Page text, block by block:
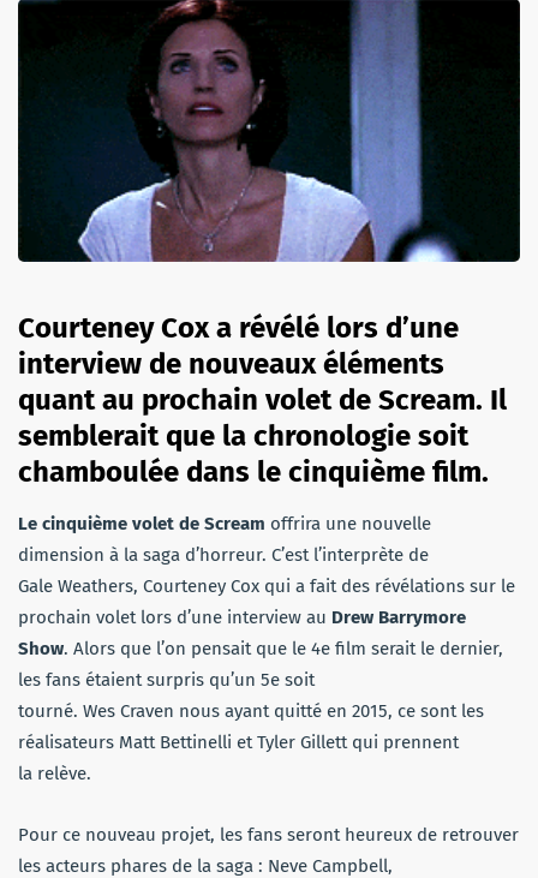
Courteney Cox a révélé lors d’une
interview de nouveaux éléments
quant au prochain volet de Scream. Il
semblerait que la chronologie soit
chamboulée dans le cinquième film.
Le cinquième volet de Scream offrira une nouvelle
dimension à la saga d’horreur. C’est l’interprète de
Gale Weathers, Courteney Cox qui a fait des révélations sur le
prochain volet lors d’une interview au Drew Barrymore
Show. Alors que l’on pensait que le 4e film serait le dernier,
les fans étaient surpris qu’un 5e soit
tourné. Wes Craven nous ayant quitté en 2015, ce sont les
réalisateurs Matt Bettinelli et Tyler Gillett qui prennent
la relève.
Pour ce nouveau projet, les fans seront heureux de retrouver
les acteurs phares de la saga : Neve Campbell,